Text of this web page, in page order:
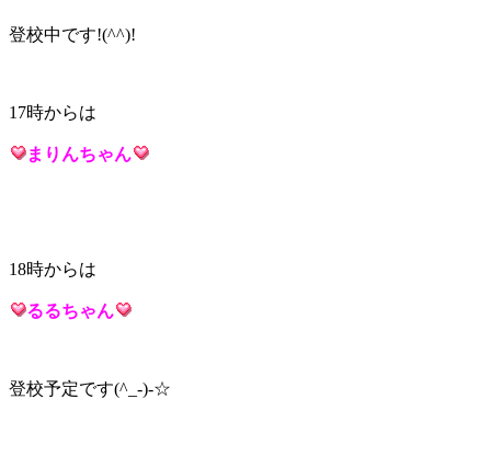
登校中です!(^^)!
17時からは
まりんちゃん
18時からは
るるちゃん
登校予定です(^_-)-☆